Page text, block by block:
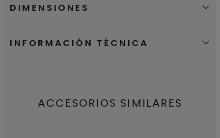
DIMENSIONES
INFORMACIÓN TÉCNICA
ACCESORIOS SIMILARES